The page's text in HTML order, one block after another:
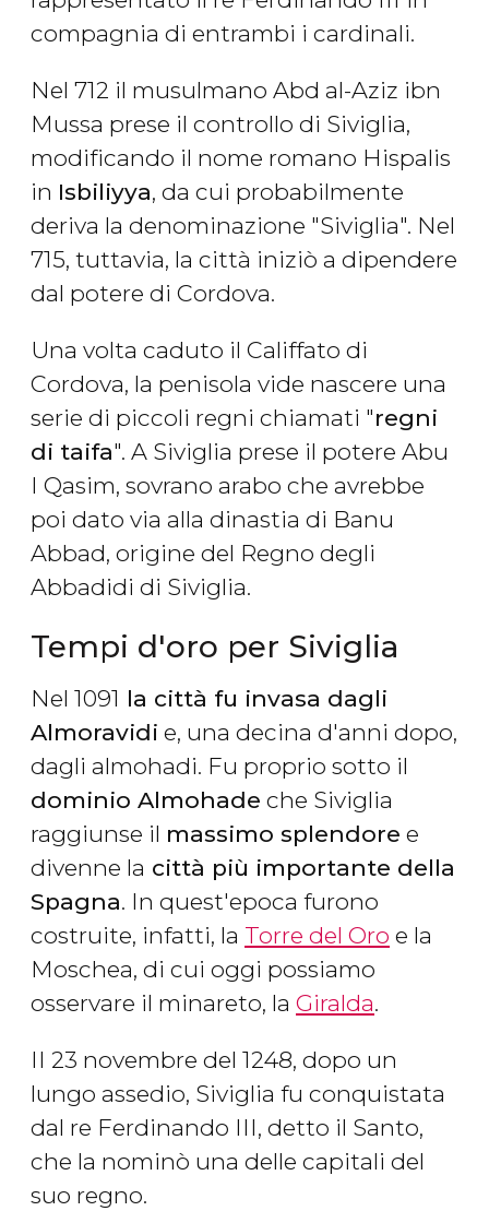
compagnia di entrambi i cardinali.
Nel 712 il musulmano Abd al-Aziz ibn
Mussa prese il controllo di Siviglia,
modificando il nome romano Hispalis
in Isbiliyya, da cui probabilmente
deriva la denominazione "Siviglia". Nel
715, tuttavia, la città iniziò a dipendere
dal potere di Cordova.
Una volta caduto il Califfato di
Cordova, la penisola vide nascere una
serie di piccoli regni chiamati "regni
di taifa". A Siviglia prese il potere Abu
I Qasim, sovrano arabo che avrebbe
poi dato via alla dinastia di Banu
Abbad, origine del Regno degli
Abbadidi di Siviglia.
Tempi d'oro per Siviglia
Nel 1091 la città fu invasa dagli
Almoravidi e, una decina d'anni dopo,
dagli almohadi. Fu proprio sotto il
dominio Almohade che Siviglia
raggiunse il massimo splendore e
divenne la città più importante della
Spagna. In quest'epoca furono
costruite, infatti, la Torre del Oro e la
Moschea, di cui oggi possiamo
osservare il minareto, la Giralda.
II 23 novembre del 1248, dopo un
lungo assedio, Siviglia fu conquistata
dal re Ferdinando III, detto il Santo,
che la nominò una delle capitali del
suo regno.